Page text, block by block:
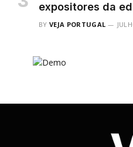
expositores da
BY VEJA PORTUGAL